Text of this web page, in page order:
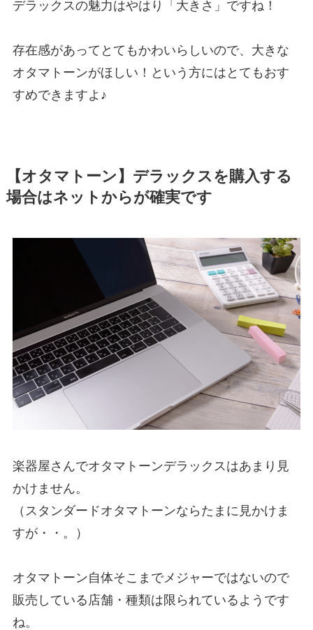
デラックスの魅力はやはり「大きさ」ですね！
存在感があってとてもかわいらしいので、大きな
オタマトーンがほしい！という方にはとてもおす
すめできますよ♪
【オタマトーン】デラックスを購入する
場合はネットからが確実です
楽器屋さんでオタマトーンデラックスはあまり見
かけません。
（スタンダードオタマトーンならたまに見かけま
すが・・。）
オタマトーン自体そこまでメジャーではないので
販売している店舗・種類は限られている ようです
ね。